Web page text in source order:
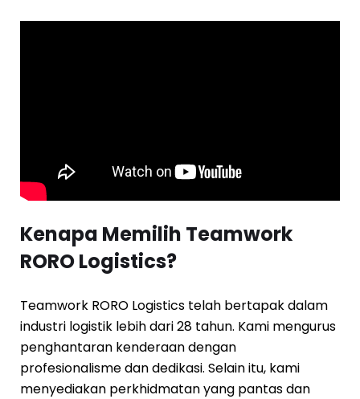
Kenapa Memilih Teamwork
RORO Logistics?
Teamwork RORO Logistics telah bertapak dalam
industri logistik lebih dari 28 tahun. Kami mengurus
penghantaran kenderaan dengan
profesionalisme dan dedikasi. Selain itu, kami
menyediakan perkhidmatan yang pantas dan